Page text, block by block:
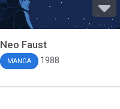
Neo Faust
MANGA 1988